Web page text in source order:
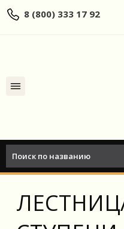
8 (800) 333 17 92
Назад к статьям